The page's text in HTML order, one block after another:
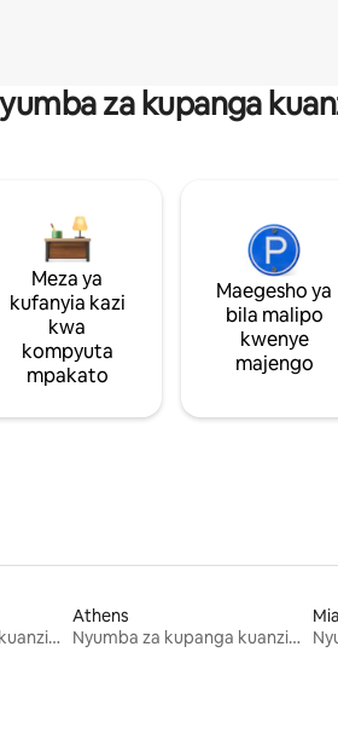
za kupanga
Meza ya
kufanyia kazi
kwa
kompyuta
mpakato
Maegesho ya
bila malipo
kwenye
majengo
Nyumba za kupanga kuanzia mwezi mmoja
Athens
Nyumba za kupanga kuanzia mwezi mmoja